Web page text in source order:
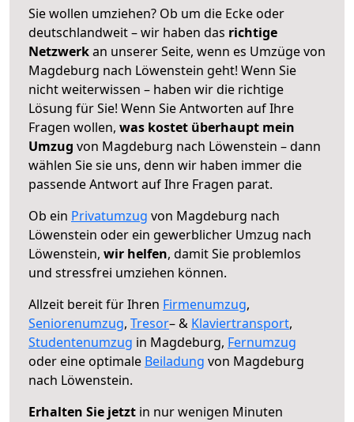
Sie wollen umziehen? Ob um die Ecke oder
deutschlandweit – wir haben das richtige
Netzwerkan unserer Seite, wenn es Umzüge von
Magdeburg nach Löwenstein geht! Wenn Sie
nicht weiterwissen – haben wir die richtige
Lösung für Sie! Wenn Sie Antworten auf Ihre
Fragen wollen, was kostet überhaupt mein
Umzug von Magdeburg nach Löwenstein – dann
wählen Sie sie uns, denn wir haben immer die
passende Antwort auf Ihre Fragen parat.
Ob ein Privatumzug von Magdeburg nach
Löwenstein oder ein gewerblicher Umzug nach
Löwenstein, wir helfen, damit Sie problemlos
und stressfrei umziehen können.
Allzeit bereit für Ihren Firmenumzug,
Seniorenumzug, Tresor– & Klaviertransport,
Studentenumzug in Magdeburg, Fernumzug
oder eine optimale Beiladung von Magdeburg
nach Löwenstein.
Erhalten Sie jetzt in nur wenigen Minuten